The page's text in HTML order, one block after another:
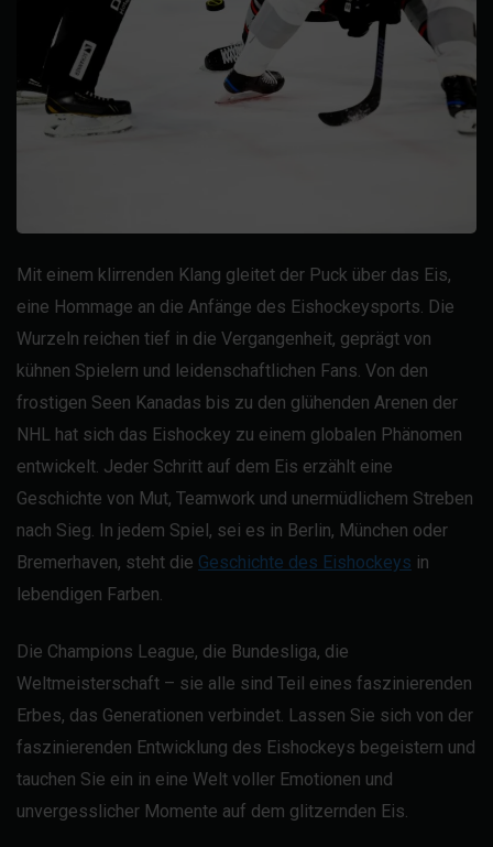
Mit einem klirrenden Klang gleitet der Puck über das Eis,
eine Hommage an die Anfänge des Eishockeysports. Die
Wurzeln reichen tief in die Vergangenheit, geprägt von
kühnen Spielern und leidenschaftlichen Fans. Von den
frostigen Seen Kanadas bis zu den glühenden Arenen der
NHL hat sich das Eishockey zu einem globalen Phänomen
entwickelt. Jeder Schritt auf dem Eis erzählt eine
Geschichte von Mut, Teamwork und unermüdlichem Streben
nach Sieg. In jedem Spiel, sei es in Berlin, München oder
Bremerhaven, steht die Geschichte des Eishockeys in
lebendigen Farben.
Die Champions League, die Bundesliga, die
Weltmeisterschaft – sie alle sind Teil eines faszinierenden
Erbes, das Generationen verbindet. Lassen Sie sich von der
faszinierenden Entwicklung des Eishockeys begeistern und
tauchen Sie ein in eine Welt voller Emotionen und
unvergesslicher Momente auf dem glitzernden Eis.